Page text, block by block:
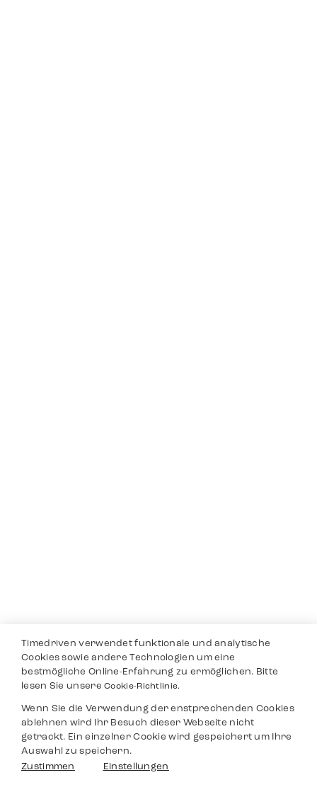
Timedriven verwendet funktionale und analytische
Cookies sowie andere Technologien um eine
bestmögliche Online-Erfahrung zu ermöglichen. Bitte
lesen Sie unsereCookie-Richtlinie.
Wenn Sie die Verwendung der enstprechenden Cookies
ablehnen wird Ihr Besuch dieser Webseite nicht
getrackt. Ein einzelner Cookie wird gespeichert um Ihre
Auswahl zu speichern.
Zustimmen
Einstellungen